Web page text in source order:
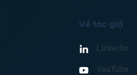
Về tác giả
Linkedin
YouTube